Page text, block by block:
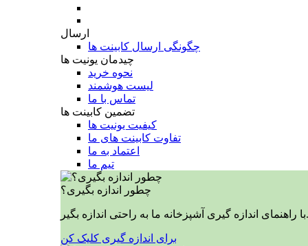
ارسال
چگونگی ارسال کابینت ها
چیدمان یونیت ها
نحوه خرید
لیست هوشمند
تماس با ما
تضمین کابینت ها
کیفیت یونیت ها
تفاوت کابینت های ما
اعتماد به ما
تیم ما
چطور اندازه بگیری؟
با راهنمای اندازه گیری آشپزخانه ما به راحتی اندازه بگیر.
برای اندازه گیری کلیک کن